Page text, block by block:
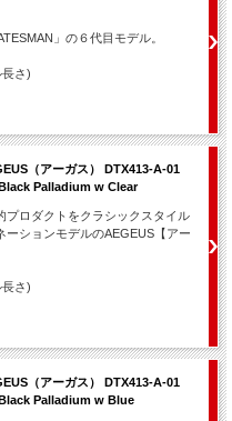
」の６代目モデル。
さ)
（アーガス） DTX413-A-01
Palladium w Clear
プロダクトをクラシックスタイル
ーションモデルのAEGEUS【アー
さ)
（アーガス） DTX413-A-01
Palladium w Blue